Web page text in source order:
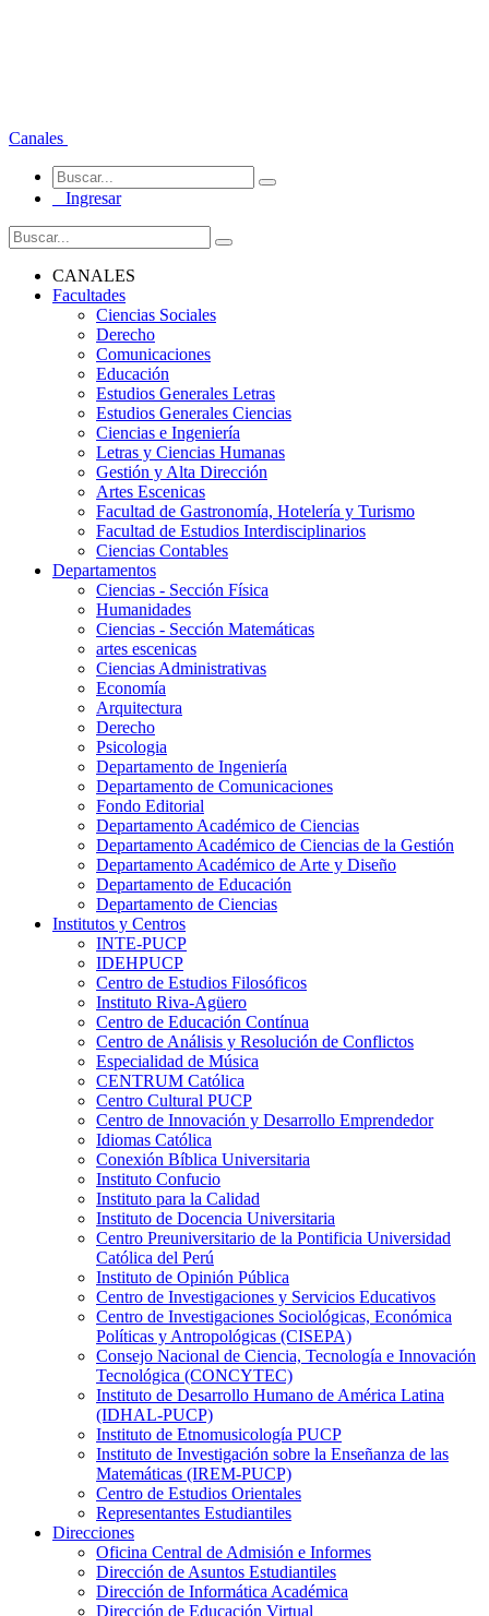
Canales
Ingresar
CANALES
Facultades
Ciencias Sociales
Derecho
Comunicaciones
Educación
Estudios Generales Letras
Estudios Generales Ciencias
Ciencias e Ingeniería
Letras y Ciencias Humanas
Gestión y Alta Dirección
Artes Escenicas
Facultad de Gastronomía, Hotelería y Turismo
Facultad de Estudios Interdisciplinarios
Ciencias Contables
Departamentos
Ciencias - Sección Física
Humanidades
Ciencias - Sección Matemáticas
artes escenicas
Ciencias Administrativas
Economía
Arquitectura
Derecho
Psicologia
Departamento de Ingeniería
Departamento de Comunicaciones
Fondo Editorial
Departamento Académico de Ciencias
Departamento Académico de Ciencias de la Gestión
Departamento Académico de Arte y Diseño
Departamento de Educación
Departamento de Ciencias
Institutos y Centros
INTE-PUCP
IDEHPUCP
Centro de Estudios Filosóficos
Instituto Riva-Agüero
Centro de Educación Contínua
Centro de Análisis y Resolución de Conflictos
Especialidad de Música
CENTRUM Católica
Centro Cultural PUCP
Centro de Innovación y Desarrollo Emprendedor
Idiomas Católica
Conexión Bíblica Universitaria
Instituto Confucio
Instituto para la Calidad
Instituto de Docencia Universitaria
Centro Preuniversitario de la Pontificia Universidad
Católica del Perú
Instituto de Opinión Pública
Centro de Investigaciones y Servicios Educativos
Centro de Investigaciones Sociológicas, Económica
Políticas y Antropológicas (CISEPA)
Consejo Nacional de Ciencia, Tecnología e Innovación
Tecnológica (CONCYTEC)
Instituto de Desarrollo Humano de América Latina
(IDHAL-PUCP)
Instituto de Etnomusicología PUCP
Instituto de Investigación sobre la Enseñanza de las
Matemáticas (IREM-PUCP)
Centro de Estudios Orientales
Representantes Estudiantiles
Direcciones
Oficina Central de Admisión e Informes
Dirección de Asuntos Estudiantiles
Dirección de Informática Académica
Dirección de Educación Virtual